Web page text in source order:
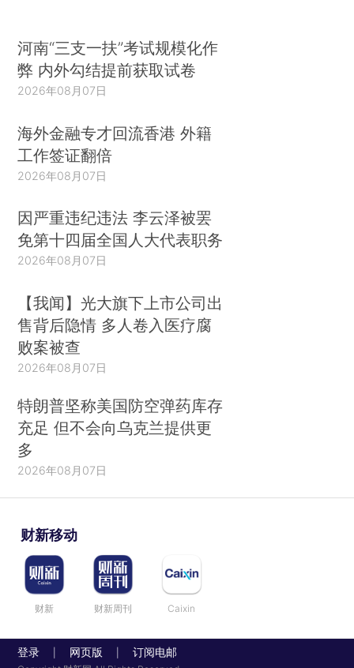
河南“三支一扶”考试规模化作
弊 内外勾结提前获取试卷
2026年08月07日
海外金融专才回流香港 外籍
工作签证翻倍
2026年08月07日
因严重违纪违法 李云泽被罢
免第十四届全国人大代表职务
2026年08月07日
【我闻】光大旗下上市公司出
售背后隐情 多人卷入医疗腐
败案被查
2026年08月07日
特朗普坚称美国防空弹药库存
充足 但不会向乌克兰提供更
多
2026年08月07日
财新移动
财新 财新周刊 Caixin
登录 网页版 订阅电邮